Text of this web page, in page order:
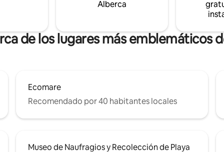
de las 3:00 p. m., horaAlberca
de los lugares más emblemáticos
Ecomare
Recomendado por 40 habitantes locales
Museo de Naufragios y Recolección de Playa